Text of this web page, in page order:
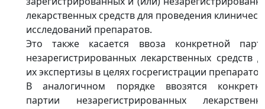
лекарственных средств для проведения
исследований препаратов.
Это также касается ввоза конкретной
незарегистрированных лекарственных средств
их экспертизы в целях госрегистрации
В аналогичном порядке ввозятся
партии незарегистрированных